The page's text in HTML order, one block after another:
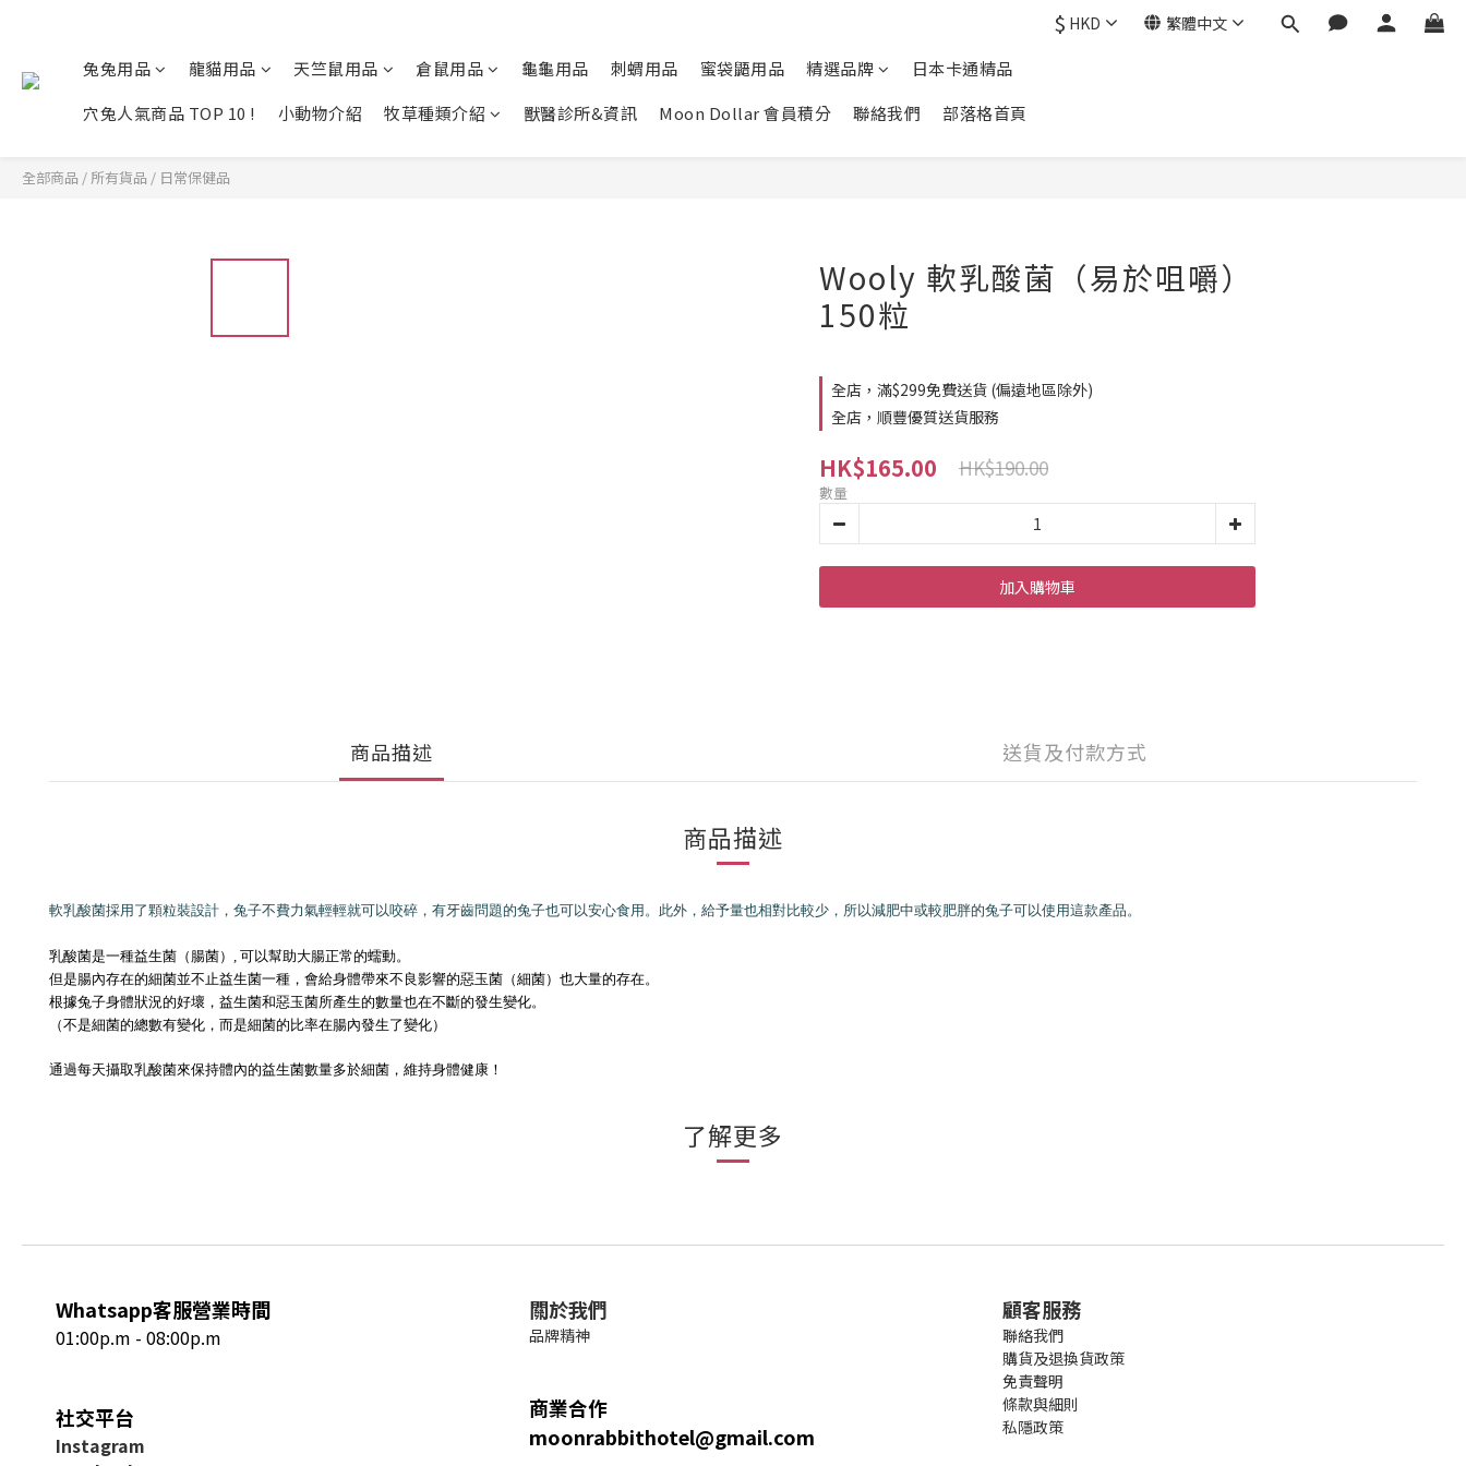
$ HKD 繁體中文
兔兔用品 龍貓用品 天竺鼠用品 倉鼠用品 龜龜用品 刺蝟用品 蜜袋鼯用品 精選品牌
日本卡通精品
穴兔人氣商品 TOP 10 !
小動物介紹 牧草種類介紹 獸醫診所&資訊 Moon Dollar 會員積分 聯絡我們 部落格首頁
全部商品 / 所有貨品 / 日常保健品
Wooly 軟乳酸菌（易於咀嚼）
150粒
全店，滿$299免費送貨 (偏遠地區除外)
全店，順豐優質送貨服務
HK$165.00 HK$190.00
數量
加入購物車
商品描述 送貨及付款方式
商品描述
軟乳酸菌採用了顆粒裝設計，兔子不費力氣輕輕就可以咬碎，有牙齒問題的兔子也可以安心食用。此外，給予量也相對比較少，所以減肥中或較肥胖的兔子可以使用這款產品。
乳酸菌是一種益生菌（腸菌）, 可以幫助大腸正常的蠕動。
但是腸內存在的細菌並不止益生菌一種，會給身體帶來不良影響的惡玉菌（細菌）也大量的存在。
根據兔子身體狀況的好壞，益生菌和惡玉菌所產生的數量也在不斷的發生變化。
（不是細菌的總數有變化，而是細菌的比率在腸內發生了變化）
通過每天攝取乳酸菌來保持體內的益生菌數量多於細菌，維持身體健康！
了解更多
Whatsapp客服營業時間
01:00p.m - 08:00p.m
社交平台
Instagram
關於我們
品牌精神
商業合作
moonrabbithotel@gmail.com
顧客服務
聯絡我們
購貨及退換貨政策
免責聲明
條款與細則
私隱政策